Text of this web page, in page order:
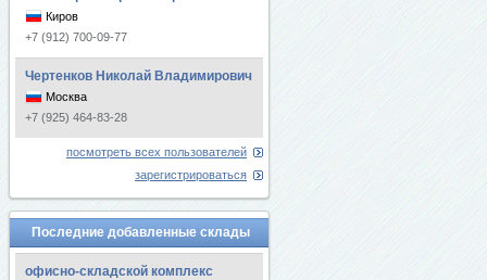
Киров
+7 (912) 700-09-77
Чертенков Николай Владимирович
Москва
+7 (925) 464-83-28
посмотреть всех пользователей
зарегистрироваться
Последние добавленные склады
офисно-складской комплекс